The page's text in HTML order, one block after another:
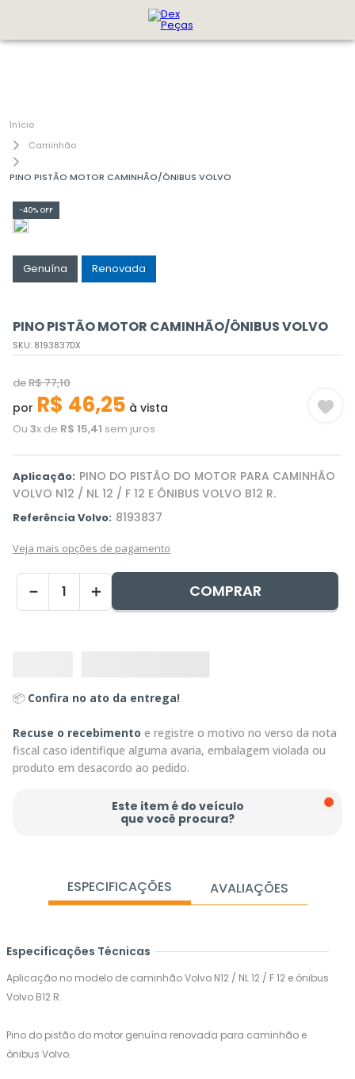
Caminhão
PINO PISTÃO MOTOR CAMINHÃO/ÔNIBUS VOLVO
-40% OFF
Genuína Renovada
PINO PISTÃO MOTOR CAMINHÃO/ÔNIBUS VOLVO
SKU: 8193837DX
deR$77,10
por R$ 46,25 à vista
Ou 3x de R$ 15,41 sem juros
Aplicação: PINO DO PISTÃO DO MOTOR PARA CAMINHÃO
VOLVO N12 / NL 12 / F 12 E ÔNIBUS VOLVO B12 R.
Referência Volvo: 8193837
Veja mais opções de pagamento
＋
－ COMPRAR
📦 Confira no ato da entrega!
Recuse o recebimento e registre o motivo no verso da nota
fiscal caso identifique alguma avaria, embalagem violada ou
produto em desacordo ao pedido.
Este item é do veículo
que você procura?
ESPECIFICAÇÕES AVALIAÇÕES
Especificações Técnicas
Aplicação no modelo de caminhão Volvo N12 / NL 12 / F 12 e ônibus
Volvo B12 R.
Pino do pistão do motor genuína renovada para caminhão e
ônibus Volvo.